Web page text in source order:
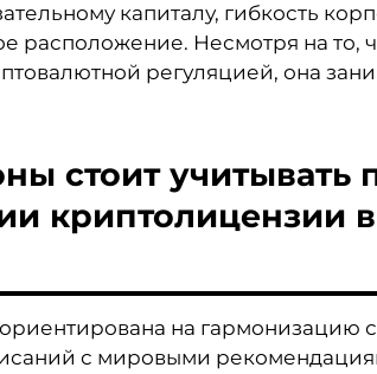
капиталу, гибкость
расположение. Несмотря на то,
регуляцией, она
стоит учитывать
криптолицензии в
на гармонизацию
с мировыми